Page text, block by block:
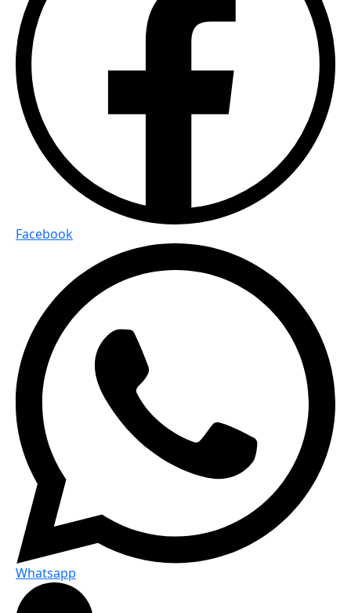
Facebook
Whatsapp